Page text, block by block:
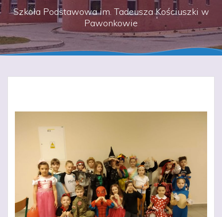
Szkoła Podstawowa im. Tadeusza Kościuszki w
Pawonkowie